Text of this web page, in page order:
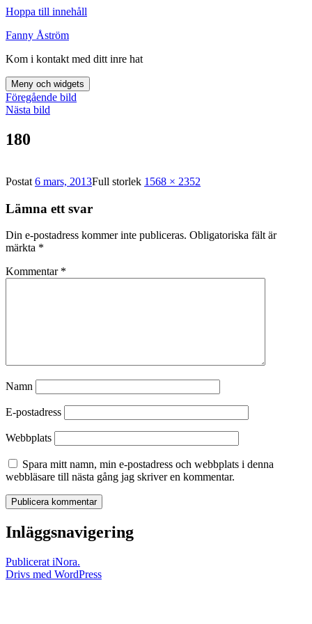
Hoppa till innehåll
Fanny Åström
Kom i kontakt med ditt inre hat
Meny och widgets
Föregående bild
Nästa bild
180
Postat 6 mars, 2013Full storlek 1568 × 2352
Lämna ett svar
Din e-postadress kommer inte publiceras. Obligatoriska fält är
märkta *
Kommentar *
Namn
E-postadress
Webbplats
Spara mitt namn, min e-postadress och webbplats i denna
webbläsare till nästa gång jag skriver en kommentar.
Inläggsnavigering
Publicerat iNora.
Drivs med WordPress